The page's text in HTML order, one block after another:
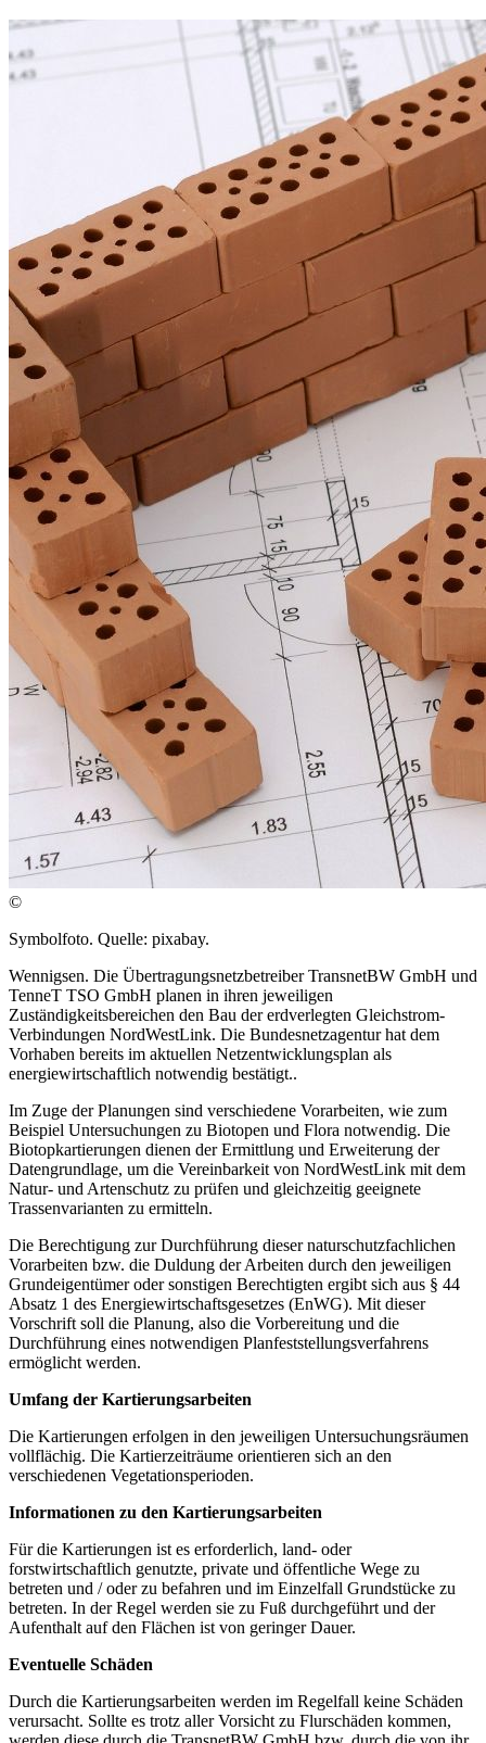
©
Symbolfoto. Quelle: pixabay.
Wennigsen. Die Übertragungsnetzbetreiber TransnetBW GmbH und
TenneT TSO GmbH planen in ihren jeweiligen
Zuständigkeitsbereichen den Bau der erdverlegten Gleichstrom-
Verbindungen NordWestLink. Die Bundesnetzagentur hat dem
Vorhaben bereits im aktuellen Netzentwicklungsplan als
energiewirtschaftlich notwendig bestätigt..
Im Zuge der Planungen sind verschiedene Vorarbeiten, wie zum
Beispiel Untersuchungen zu Biotopen und Flora notwendig. Die
Biotopkartierungen dienen der Ermittlung und Erweiterung der
Datengrundlage, um die Vereinbarkeit von NordWestLink mit dem
Natur- und Artenschutz zu prüfen und gleichzeitig geeignete
Trassenvarianten zu ermitteln.
Die Berechtigung zur Durchführung dieser naturschutzfachlichen
Vorarbeiten bzw. die Duldung der Arbeiten durch den jeweiligen
Grundeigentümer oder sonstigen Berechtigten ergibt sich aus § 44
Absatz 1 des Energiewirtschaftsgesetzes (EnWG). Mit dieser
Vorschrift soll die Planung, also die Vorbereitung und die
Durchführung eines notwendigen Planfeststellungsverfahrens
ermöglicht werden.
Umfang der Kartierungsarbeiten
Die Kartierungen erfolgen in den jeweiligen Untersuchungsräumen
vollflächig. Die Kartierzeiträume orientieren sich an den
verschiedenen Vegetationsperioden.
Informationen zu den Kartierungsarbeiten
Für die Kartierungen ist es erforderlich, land- oder
forstwirtschaftlich genutzte, private und öffentliche Wege zu
betreten und / oder zu befahren und im Einzelfall Grundstücke zu
betreten. In der Regel werden sie zu Fuß durchgeführt und der
Aufenthalt auf den Flächen ist von geringer Dauer.
Eventuelle Schäden
Durch die Kartierungsarbeiten werden im Regelfall keine Schäden
verursacht. Sollte es trotz aller Vorsicht zu Flurschäden kommen,